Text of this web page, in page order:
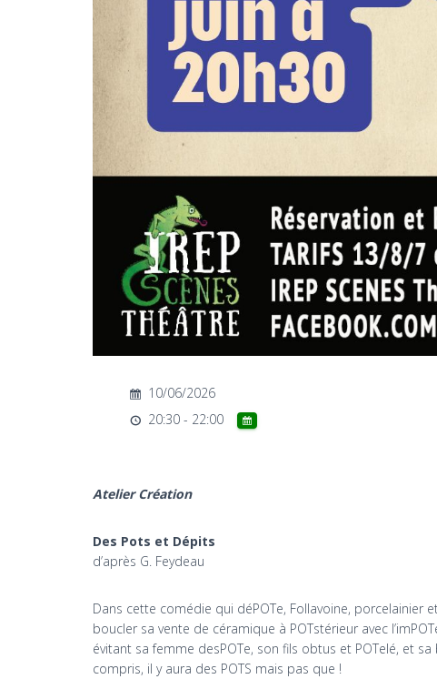
10/06/2026
20:30 - 22:00
Atelier Création
Des Pots et Dépits
d’après G. Feydeau
Dans cette comédie qui déPOTe, Follavoine, porcelainier
boucler sa vente de céramique à POTstérieur avec
évitant sa femme desPOTe, son fils obtus et POTelé, et sa
compris, il y aura des POTS mais pas que !